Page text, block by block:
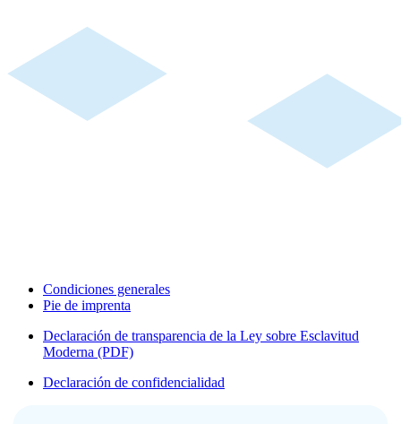
Condiciones generales
Pie de imprenta
Declaración de transparencia de la Ley sobre Esclavitud
Moderna (PDF)
Declaración de confidencialidad